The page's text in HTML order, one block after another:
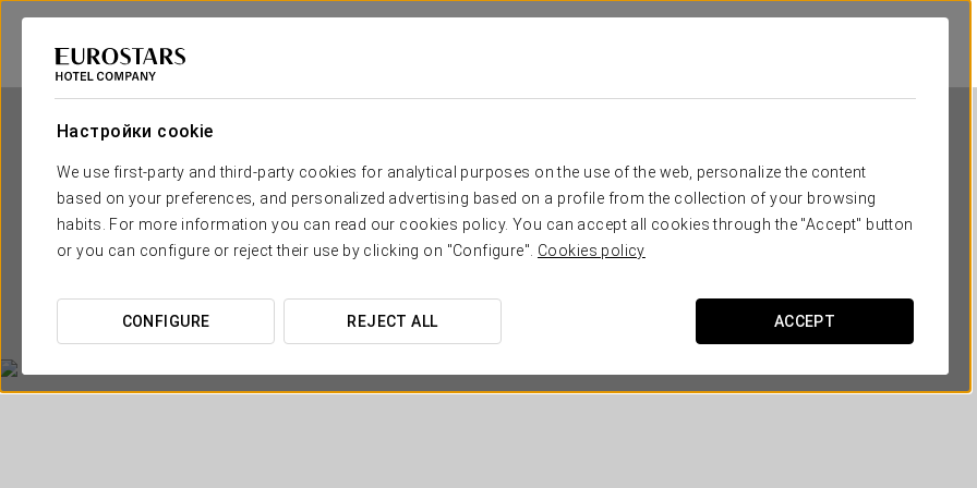
Настройки cookie
We use first-party and third-party cookies for analytical purposes on the use of the web, personalize the content
based on your preferences, and personalized advertising based on a profile from the collection of your browsing
habits. For more information you can read our cookies policy. You can accept all cookies through the "Accept" button
or you can configure or reject their use by clicking on "Configure". Cookies policy
CONFIGURE REJECT ALL ACCEPT